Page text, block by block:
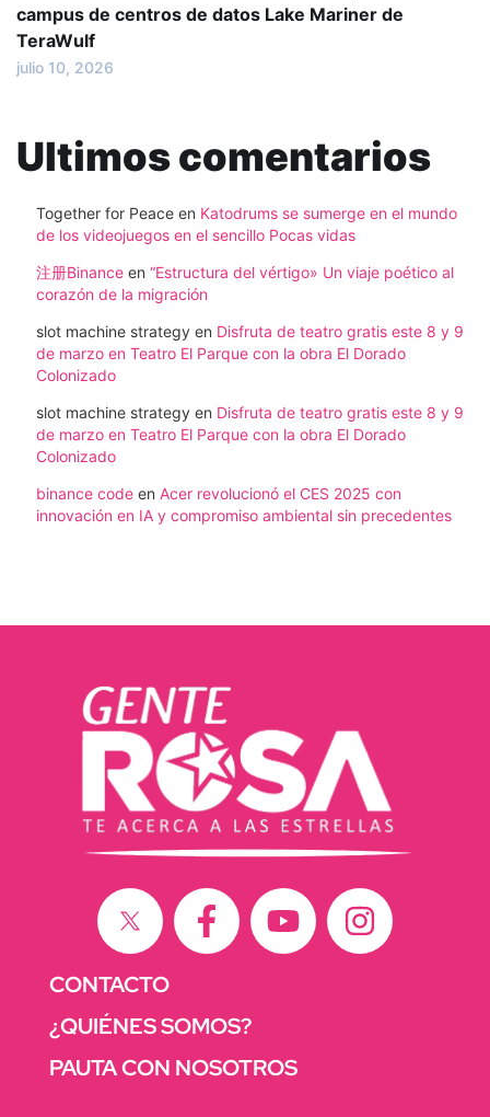
campus de centros de datos Lake Mariner de
TeraWulf
julio 10, 2026
Ultimos comentarios
Together for Peace en Katodrums se sumerge en el mundo
de los videojuegos en el sencillo Pocas vidas
注册Binance en “Estructura del vértigo» Un viaje poético al
corazón de la migración
slot machine strategy en Disfruta de teatro gratis este 8 y 9
de marzo en Teatro El Parque con la obra El Dorado
Colonizado
slot machine strategy en Disfruta de teatro gratis este 8 y 9
de marzo en Teatro El Parque con la obra El Dorado
Colonizado
binance code en Acer revolucionó el CES 2025 con
innovación en IA y compromiso ambiental sin precedentes
CONTACTO
¿QUIÉNES SOMOS?
PAUTA CON NOSOTROS